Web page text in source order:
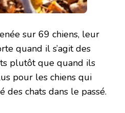
sur 69 chiens, leur
quand il s’agit des
plutôt que quand ils
pour les chiens qui
des chats dans le passé.